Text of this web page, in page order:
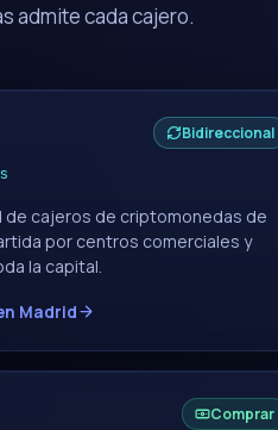
admite cada cajero.
Bidireccional
de cajeros de criptomonedas de
por centros comerciales y
la capital.
Madrid
Comprar